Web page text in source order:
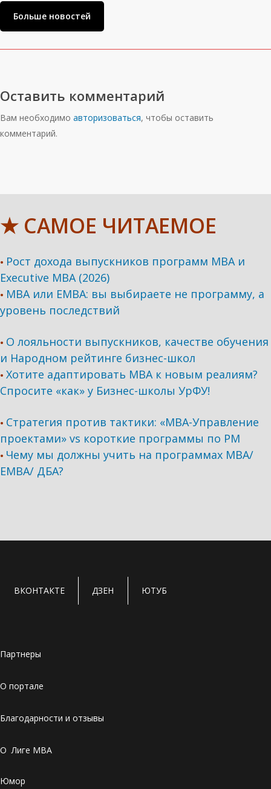
Больше новостей
Оставить комментарий
Вам необходимо авторизоваться, чтобы оставить
комментарий.
★ САМОЕ ЧИТАЕМОЕ
• Рост дохода выпускников программ МВА и
Executive MBA (2026)
• MBA или EMBA: вы выбираете не программу, а
уровень последствий
• О лояльности выпускников, качестве обучения
и Народном рейтинге бизнес-школ
•Хотите адаптировать МВА к новым реалиям?
Спросите «как» у Бизнес-школы УрФУ!
• Стратегия против тактики: «МВА-Управление
проектами» vs короткие программы по PM
• Чему мы должны учить на программах МВА/
ЕМВА/ ДБА?
ВКОНТАКТЕ ДЗЕН ЮТУБ
Партнеры
О портале
Благодарности и отзывы
О Лиге MBA
Юмор